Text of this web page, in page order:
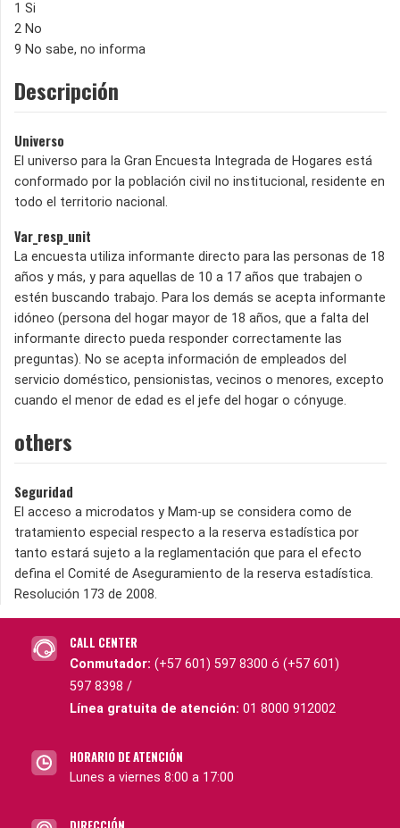
1 Si
2 No
9 No sabe, no informa
Descripción
Universo
El universo para la Gran Encuesta Integrada de Hogares está
conformado por la población civil no institucional, residente en
todo el territorio nacional.
Var_resp_unit
La encuesta utiliza informante directo para las personas de 18
años y más, y para aquellas de 10 a 17 años que trabajen o
estén buscando trabajo. Para los demás se acepta informante
idóneo (persona del hogar mayor de 18 años, que a falta del
informante directo pueda responder correctamente las
preguntas). No se acepta información de empleados del
servicio doméstico, pensionistas, vecinos o menores, excepto
cuando el menor de edad es el jefe del hogar o cónyuge.
others
Seguridad
El acceso a microdatos y Mam-up se considera como de
tratamiento especial respecto a la reserva estadística por
tanto estará sujeto a la reglamentación que para el efecto
defina el Comité de Aseguramiento de la reserva estadística.
Resolución 173 de 2008.
CALL CENTER
Conmutador: (+57 601) 597 8300 ó (+57 601)
597 8398 /
Línea gratuita de atención: 01 8000 912002
HORARIO DE ATENCIÓN
Lunes a viernes 8:00 a 17:00